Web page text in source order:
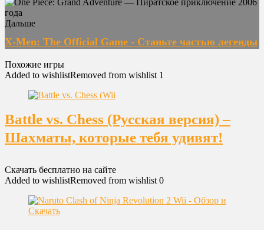
Дальше
X-Men: The Official Game - Станьте частью легенды
Похожие игры
Added to wishlistRemoved from wishlist 1
Battle vs. Chess (Русская версия) –
Шахматы, которые тебя удивят!
Скачать бесплатно на сайте
Added to wishlistRemoved from wishlist 0